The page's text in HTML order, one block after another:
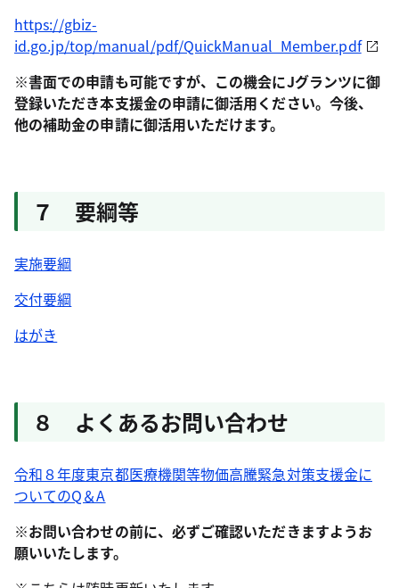
https://gbiz-
id.go.jp/top/manual/pdf/QuickManual_Member.pdf
※書面での申請も可能ですが、この機会にJグランツに御
登録いただき本支援金の申請に御活用ください。今後、
他の補助金の申請に御活用いただけます。
７ 要綱等
実施要綱
交付要綱
はがき
８ よくあるお問い合わせ
令和８年度東京都医療機関等物価高騰緊急対策支援金に
ついてのQ＆A
※お問い合わせの前に、必ずご確認いただきますようお
願いいたします。